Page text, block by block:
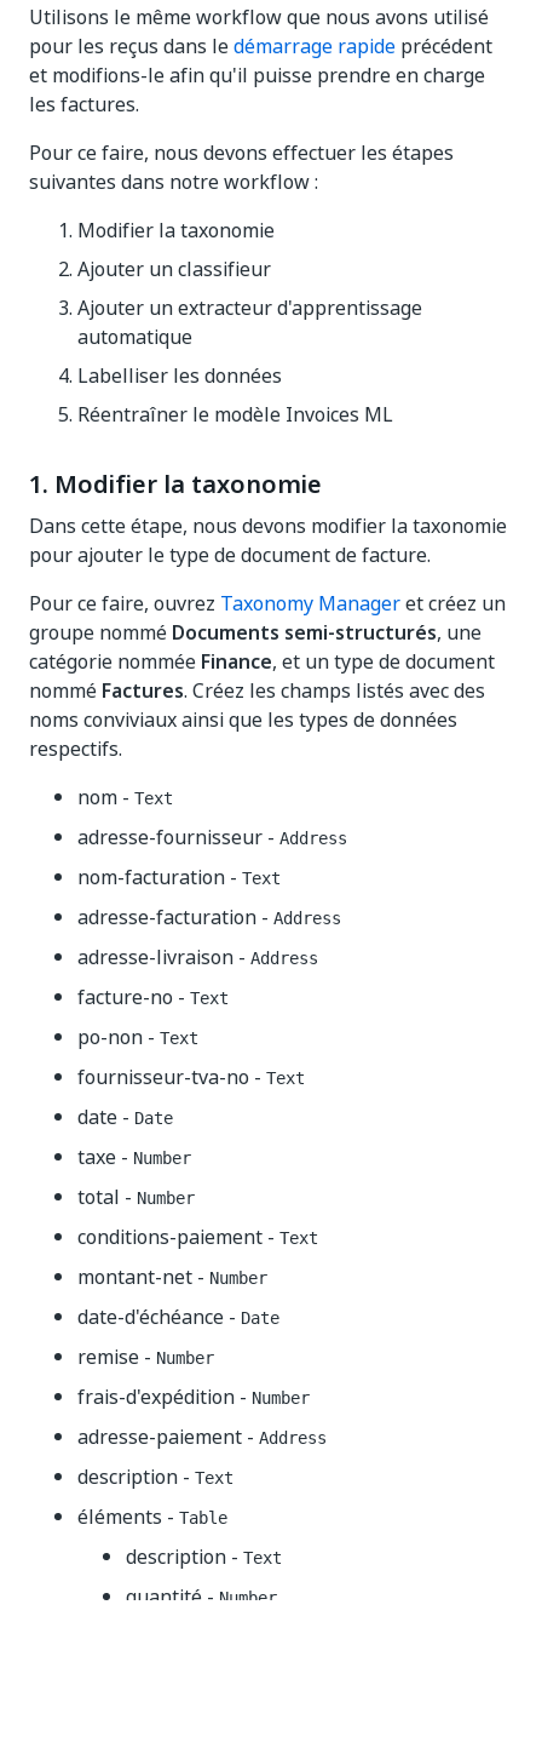
Utilisons le même workflow que nous avons utilisé
pour les reçus dans ledémarrage rapide précédent
et modifions-le afin qu'il puisse prendre en charge
les factures.
Pour ce faire, nous devons effectuer les étapes
suivantes dans notre workflow :
Modifier la taxonomie
Ajouter un classifieur
Ajouter un extracteur d'apprentissage
automatique
Labelliser les données
Réentraîner le modèle Invoices ML
1. Modifier la taxonomie
Dans cette étape, nous devons modifier la taxonomie
pour ajouter le type de document de facture.
Pour ce faire, ouvrez Taxonomy Manageret créez un
groupe nommé Documents semi-structurés, une
catégorie nommée Finance, et un type de document
nommé Factures. Créez les champs listés avec des
noms conviviaux ainsi que les types de données
respectifs.
nom - Text
adresse-fournisseur - Address
nom-facturation - Text
adresse-facturation - Address
adresse-livraison - Address
facture-no - Text
po-non - Text
fournisseur-tva-no - Text
date - Date
taxe - Number
total - Number
conditions-paiement - Text
montant-net - Number
date-d'échéance - Date
remise - Number
frais-d'expédition - Number
adresse-paiement - Address
description - Text
éléments - Table
description - Text
quantité - Number